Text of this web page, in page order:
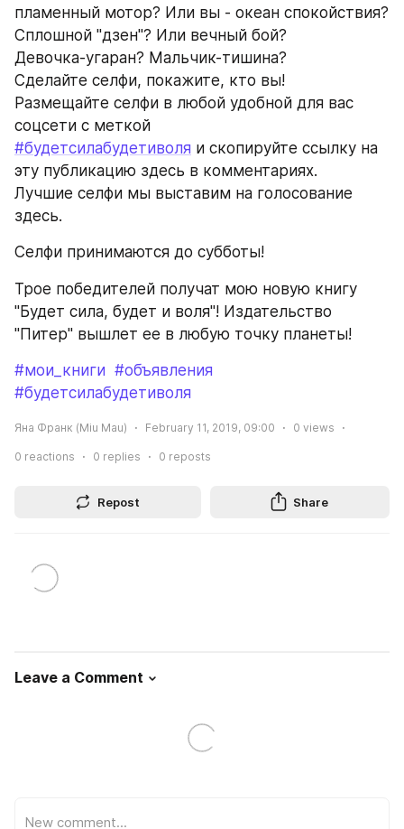
пламенный мотор? Или вы - океан спокойствия?
Сплошной "дзен"? Или вечный бой?
Девочка-угаран? Мальчик-тишина?
Сделайте селфи, покажите, кто вы!
Размещайте селфи в любой удобной для вас
соцсети с меткой
#будетсилабудетиволя и скопируйте ссылку на
эту публикацию здесь в комментариях.
Лучшие селфи мы выставим на голосование
здесь.
Селфи принимаются до субботы!
Трое победителей получат мою новую книгу
"Будет сила, будет и воля"! Издательство
"Питер" вышлет ее в любую точку планеты!
#мои_книги #объявления
#будетсилабудетиволя
Яна Франк (Miu Mau) February 11, 2019, 09:00 0 views
0 reactions 0 replies 0 reposts
Repost Share
Leave a Comment